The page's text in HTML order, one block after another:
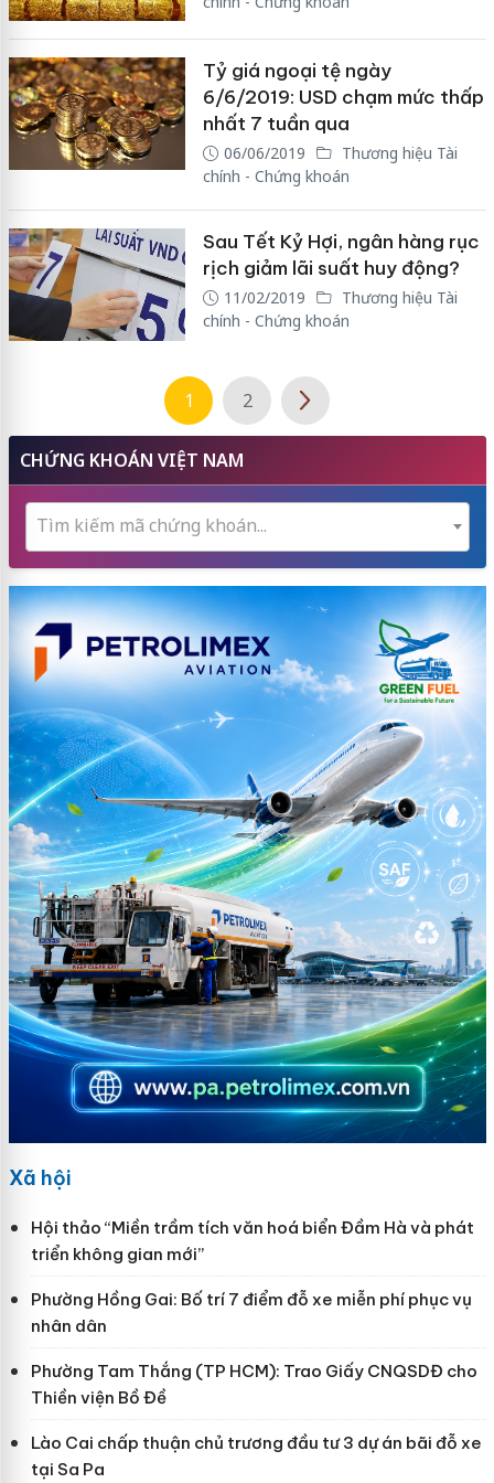
Tỷ giá ngoại tệ ngày
6/6/2019: USD chạm mức thấp
nhất 7 tuần qua
06/06/2019
Thương hiệu Tài
chính - Chứng khoán
Sau Tết Kỷ Hợi, ngân hàng rục
rịch giảm lãi suất huy động?
11/02/2019
Thương hiệu Tài
chính - Chứng khoán
1 2
CHỨNG KHOÁN VIỆT NAM
Tìm kiếm mã chứng khoán...
Xã hội
Hội thảo “Miền trầm tích văn hoá biển Đầm Hà và phát
triển không gian mới”
Phường Hồng Gai: Bố trí 7 điểm đỗ xe miễn phí phục vụ
nhân dân
Phường Tam Thắng (TP HCM): Trao Giấy CNQSDĐ cho
Thiền viện Bồ Đề
Lào Cai chấp thuận chủ trương đầu tư 3 dự án bãi đỗ xe
tại Sa Pa